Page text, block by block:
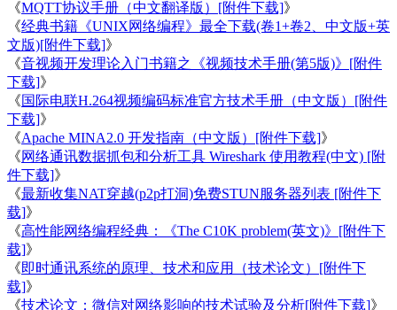
《MQTT协议手册（中文翻译版）[附件下载]》
《经典书籍《UNIX网络编程》最全下载(卷1+卷2、中文版+英
文版)[附件下载]》
《音视频开发理论入门书籍之《视频技术手册(第5版)》[附件
下载]》
《国际电联H.264视频编码标准官方技术手册（中文版）[附件
下载]》
《Apache MINA2.0 开发指南（中文版）[附件下载]》
《网络通讯数据抓包和分析工具 Wireshark 使用教程(中文) [附
件下载]》
《最新收集NAT穿越(p2p打洞)免费STUN服务器列表 [附件下
载]》
《高性能网络编程经典：《The C10K problem(英文)》[附件下
载]》
《即时通讯系统的原理、技术和应用（技术论文）[附件下
载]》
《技术论文：微信对网络影响的技术试验及分析[附件下载]》